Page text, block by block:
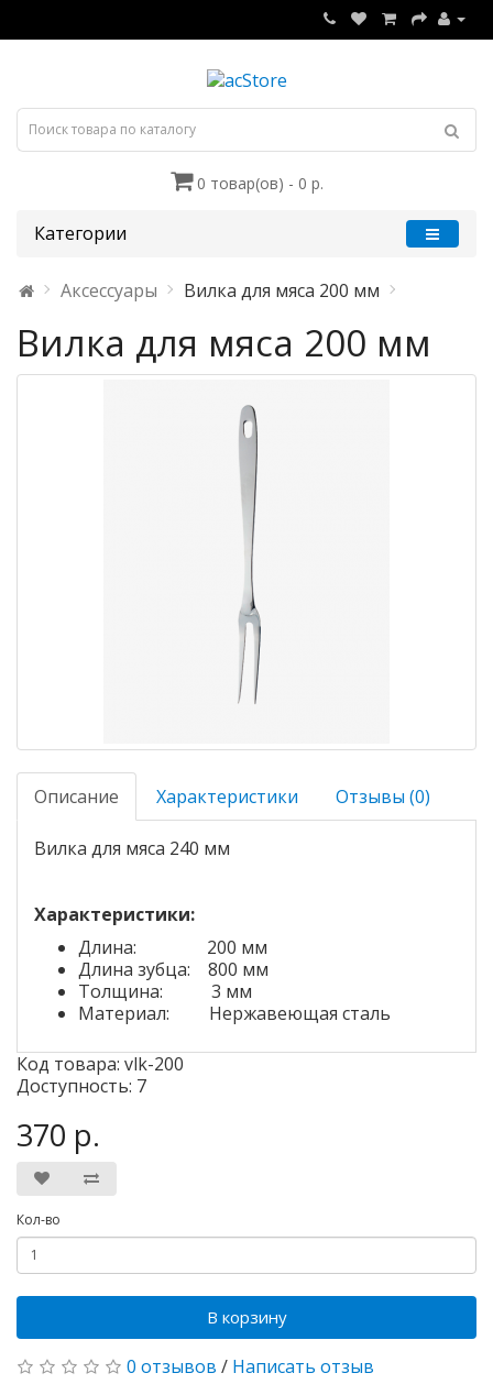
0 товар(ов) - 0 р.
Категории
Аксессуары Вилка для мяса 200 мм
Вилка для мяса 200 мм
Описание Характеристики Отзывы (0)
Вилка для мяса 240 мм
Характеристики:
Длина: 200 мм
Длина зубца: 800 мм
Толщина: 3 мм
Материал: Нержавеющая сталь
Код товара: vlk-200
Доступность: 7
370 р.
Кол-во
В корзину
0 отзывов / Написать отзыв